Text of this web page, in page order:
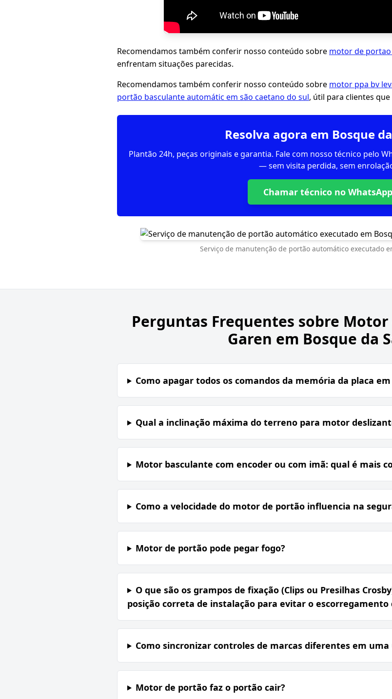
Recomendamos também conferir nosso conteúdo sobre motor de
enfrentam situações parecidas.
Recomendamos também conferir nosso conteúdo sobre motor ppa bv
portão basculante automátic em são caetano do sul, útil para clientes
Resolva agora em Bosque
Plantão 24h, peças originais e garantia. Fale com nosso técnico pelo
— sem visita perdida, sem
Chamar técnico no WhatsApp
Serviço de manutenção de portão automático executado
Perguntas Frequentes sobre
Garen em Bosque da
Como apagar todos os comandos da memória da placa
Qual a inclinação máxima do terreno para motor
Motor basculante com encoder ou com imã: qual é mais
Como a velocidade do motor de portão influencia na
Motor de portão pode pegar fogo?
O que são os grampos de fixação (Clips ou Presilhas
posição correta de instalação para evitar o escorregamento
Como sincronizar controles de marcas diferentes em
Motor de portão faz o portão cair?